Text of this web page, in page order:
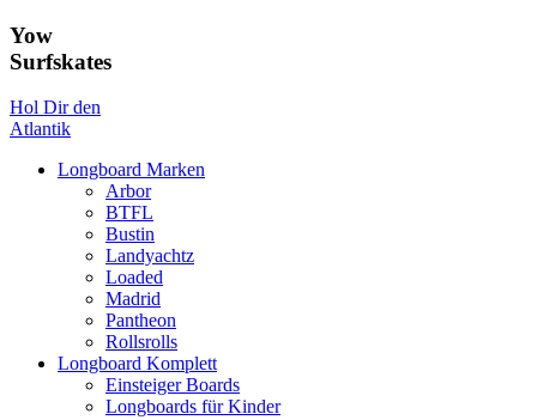
Yow
Surfskates
Hol Dir den
Atlantik
Longboard Marken
Arbor
BTFL
Bustin
Landyachtz
Loaded
Madrid
Pantheon
Rollsrolls
Longboard Komplett
Einsteiger Boards
Longboards für Kinder